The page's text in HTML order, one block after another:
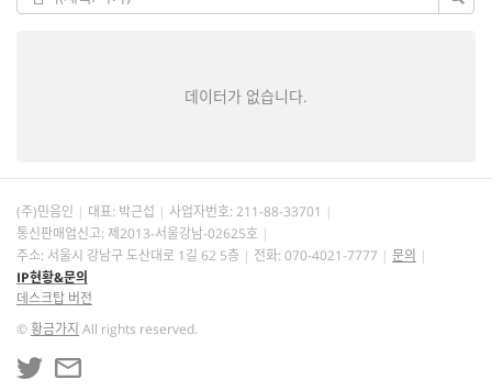
데이터가 없습니다.
(주)민음인 대표: 박근섭 사업자번호: 211-88-33701
통신판매업신고: 제2013-서울강남-02625호
주소: 서울시 강남구 도산대로 1길 62 5층
전화: 070-4021-7777
문의
IP현황&문의
데스크탑 버전
©황금가지 All rights reserved.